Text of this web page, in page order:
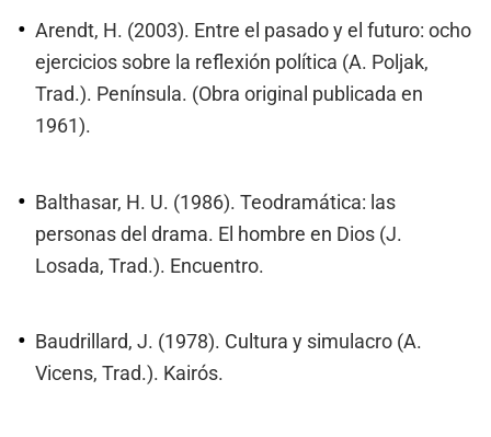
Arendt, H. (2003). Entre el pasado y el futuro: ocho
ejercicios sobre la reflexión política (A. Poljak,
Trad.). Península. (Obra original publicada en
1961).
Balthasar, H. U. (1986). Teodramática: las
personas del drama. El hombre en Dios (J.
Losada, Trad.). Encuentro.
Baudrillard, J. (1978). Cultura y simulacro (A.
Vicens, Trad.). Kairós.